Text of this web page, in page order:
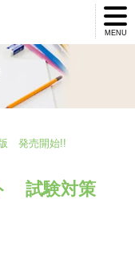
MENU
発売開始!!
試験対策